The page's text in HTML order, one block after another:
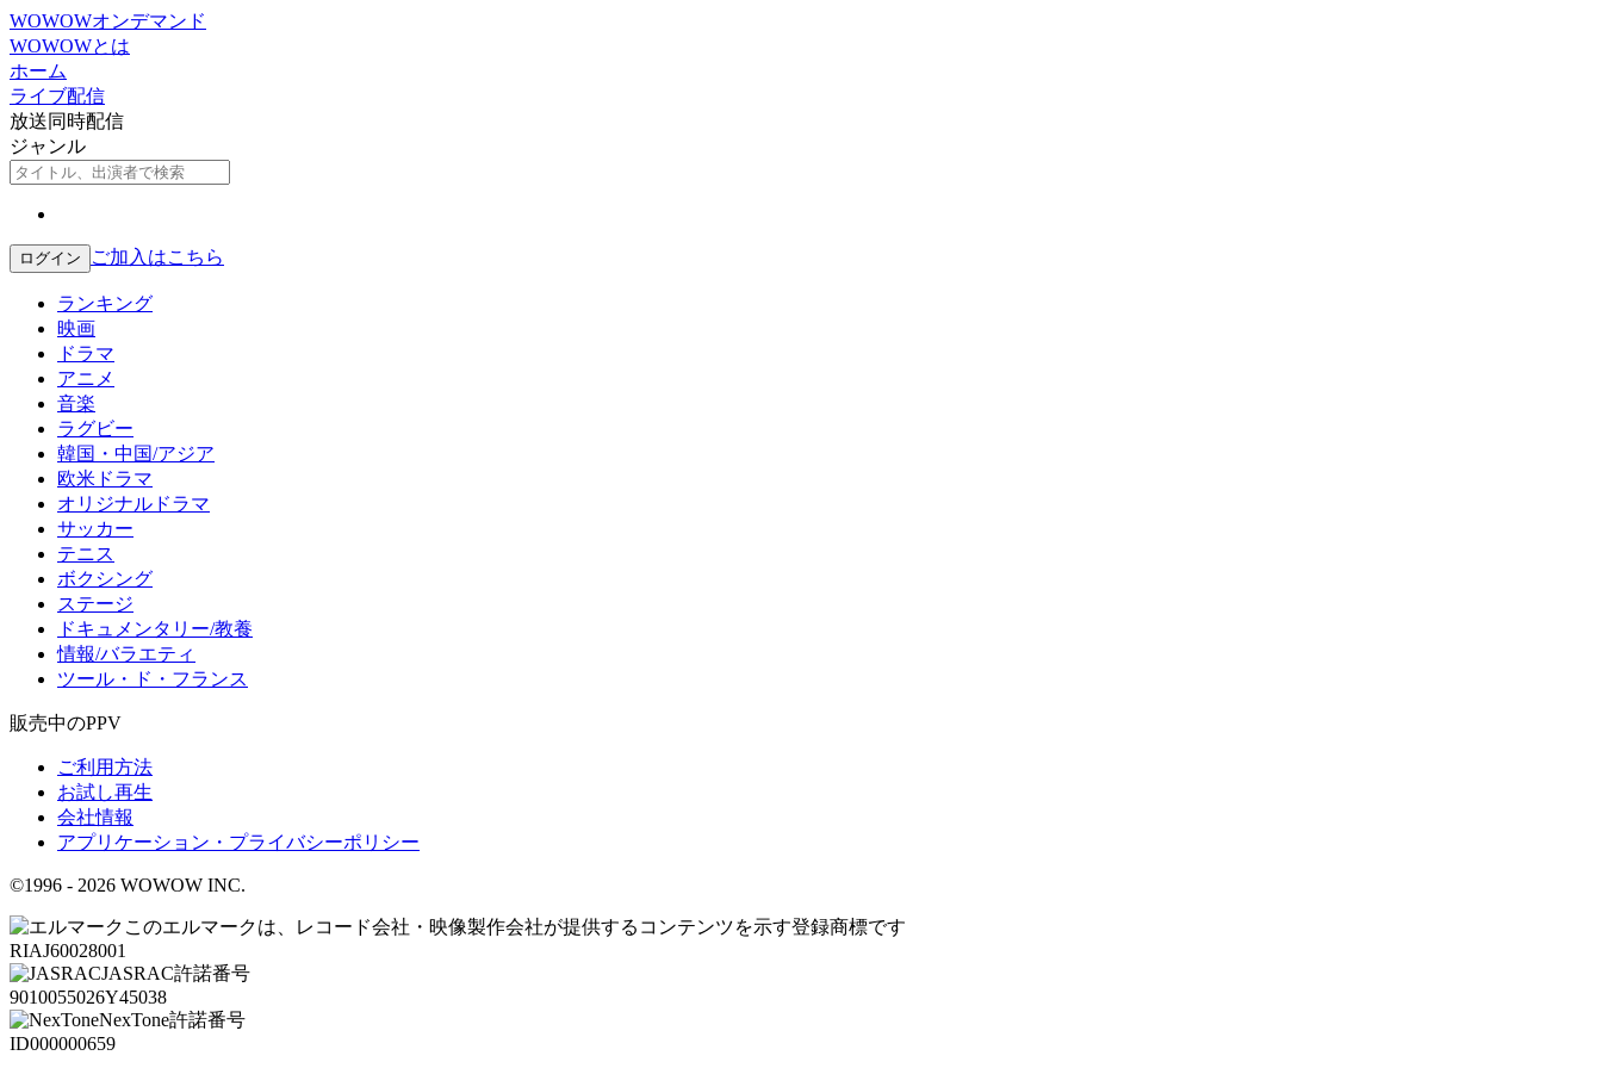
WOWOWオンデマンド
WOWOWとは
ホーム
ライブ配信
放送同時配信
ジャンル
ログイン ご加入はこちら
ランキング
映画
ドラマ
アニメ
音楽
ラグビー
韓国・中国/アジア
欧米ドラマ
オリジナルドラマ
サッカー
テニス
ボクシング
ステージ
ドキュメンタリー/教養
情報/バラエティ
ツール・ド・フランス
販売中のPPV
ご利用方法
お試し再生
会社情報
アプリケーション・プライバシーポリシー
©1996 - 2026 WOWOW INC.
このエルマークは、レコード会社・映像製作会社が提供するコンテンツを示す登録商標です
RIAJ60028001
JASRAC許諾番号
9010055026Y45038
NexTone許諾番号
ID000000659